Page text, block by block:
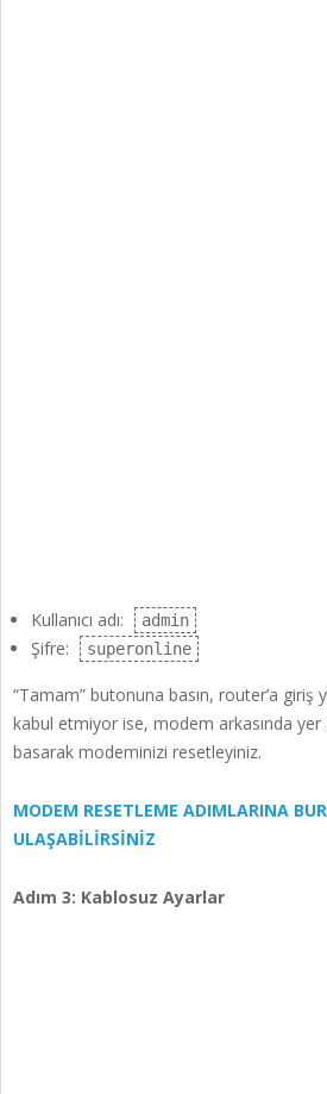
Kullanıcı adı: admin
Şifre: superonline
“Tamam” butonuna basın, router’a giriş
kabul etmiyor ise, modem arkasında
basarak modeminizi resetleyiniz.
MODEM RESETLEME ADIMLARINA
ULAŞABİLİRSİNİZ
Adım 3: Kablosuz Ayarlar